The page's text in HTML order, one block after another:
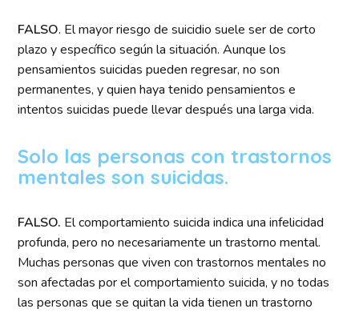
FALSO. El mayor riesgo de suicidio suele ser de corto
plazo y específico según la situación. Aunque los
pensamientos suicidas pueden regresar, no son
permanentes, y quien haya tenido pensamientos e
intentos suicidas puede llevar después una larga vida.
Solo las personas con trastornos
mentales son suicidas.
FALSO. El comportamiento suicida indica una infelicidad
profunda, pero no necesariamente un trastorno mental.
Muchas personas que viven con trastornos mentales no
son afectadas por el comportamiento suicida, y no todas
las personas que se quitan la vida tienen un trastorno